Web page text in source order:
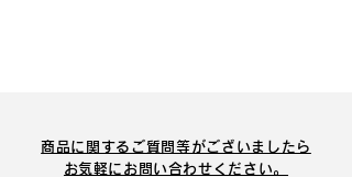
商品に関するご質問等がございましたら
​お気軽にお問い合わせください。